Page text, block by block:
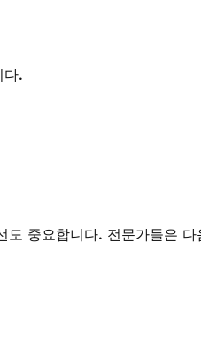
다.
도 중요합니다. 전문가들은 다